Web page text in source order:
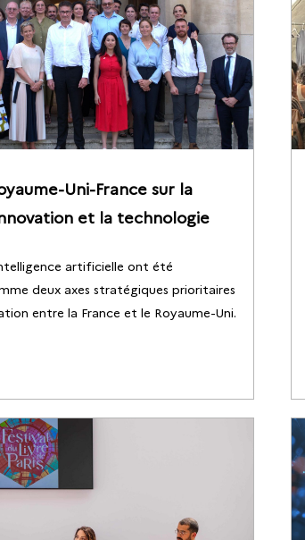
Uni-France sur la
et la technologie
artificielle ont été
deux axes stratégiques prioritaires
entre la France et le Royaume-Uni.